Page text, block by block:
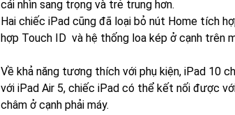
cái nhìn sang trọng và trẻ trung hơn.
Hai chiếc iPad cũng đã loại bỏ nút Home tích
hợp Touch ID và hệ thống loa kép ở cạnh trên
Về khả năng tương thích với phụ kiện, iPad 10
với iPad Air 5, chiếc iPad có thể kết nối được
châm ở cạnh phải máy.